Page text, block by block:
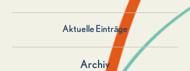
Aktuelle Einträge
Archiv